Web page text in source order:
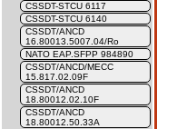
CSSDT-STCU 6117
CSSDT-STCU 6140
CSSDT/ANCD
16.80013.5007.04/Ro
NATO EAP.SFPP 984890
CSSDT/ANCD/MECC
15.817.02.09F
CSSDT/ANCD
18.80012.02.10F
CSSDT/ANCD
18.80012.50.33A